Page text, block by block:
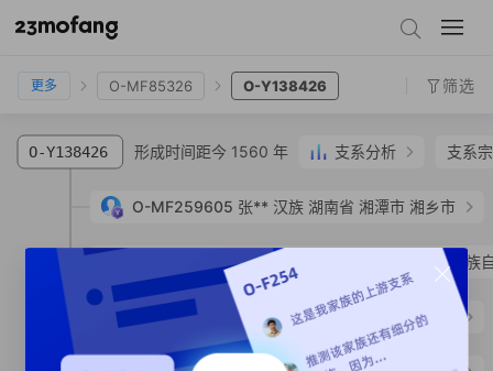
O-F155
更多 O-MF85326 O-Y138426 筛选
O-Y138426 形成时间距今 1560 年 支系分析 支系
O-MF259605 张** 汉族 湖南省 湘潭市 湘乡市
O-MF499687周** 湖南省 湘西土家族苗族
O-MF543234 刘**汉族湖北省 荆州市 石首市